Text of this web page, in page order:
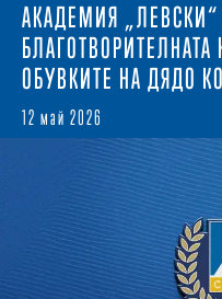
АКАДЕМИЯ
ОБУВКИТЕ НА ДЯДО
12 май 2026